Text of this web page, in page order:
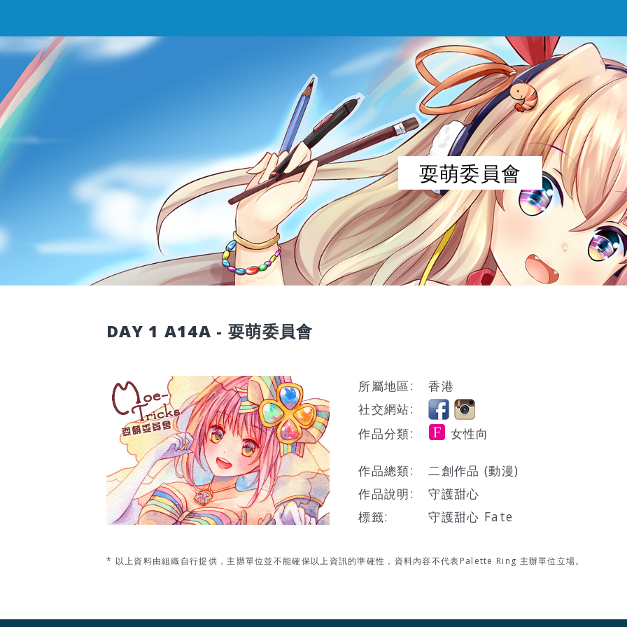
耍萌委員會
DAY 1 A14A - 耍萌委員會
所屬地區:
香港
社交網站:
作品分類:
女性向
作品總類:
二創作品 (動漫)
作品說明:
守護甜心
標籤:
守護甜心 Fate
* 以上資料由組織自行提供，主辦單位並不能確保以上資訊的準確性，資料內容不代表Palette Ring 主辦單位立場。